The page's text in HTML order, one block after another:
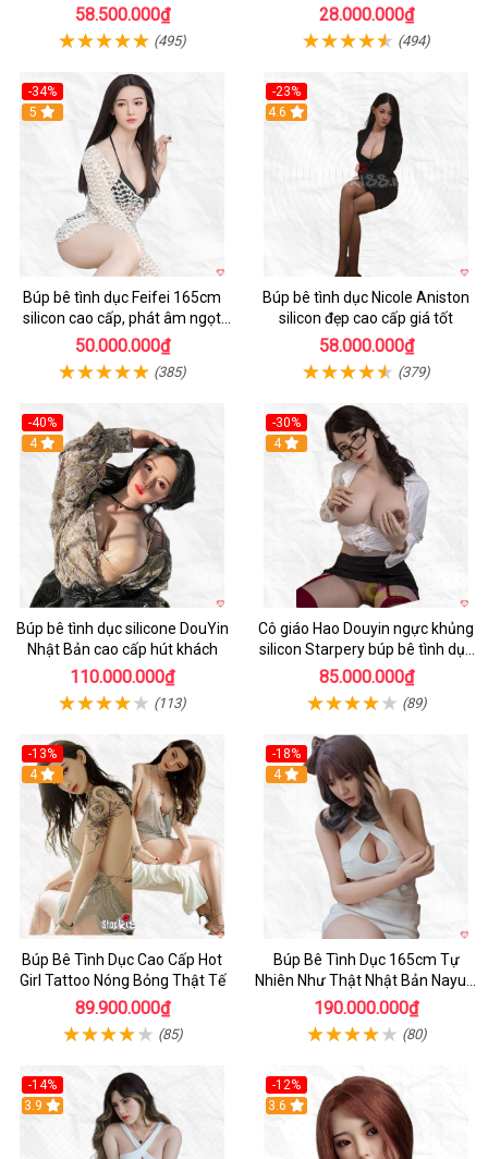
dẫn
58.500.000₫
(495)
động
28.000.000₫
(494)
-34%
5
Búp bê tình dục Feifei 165cm
silicon cao cấp, phát âm ngọt
ngào, chân thực
50.000.000₫
(385)
-23%
4.6
Búp bê tình dục Nicole Aniston
silicon đẹp cao cấp giá tốt
58.000.000₫
(379)
-40%
4
Búp bê tình dục silicone DouYin
Nhật Bản cao cấp hút khách
110.000.000₫
(113)
-30%
4
Cô giáo Hao Douyin ngực khủng
silicon Starpery búp bê tình dục
cao cấp 172cm
85.000.000₫
(89)
-13%
4
Búp Bê Tình Dục Cao Cấp Hot
Girl Tattoo Nóng Bỏng Thật Tế
89.900.000₫
(85)
-18%
4
Búp Bê Tình Dục 165cm Tự
Nhiên Như Thật Nhật Bản Nayuki
Cao Cấp
190.000.000₫
(80)
-14%
3.9
-12%
3.6